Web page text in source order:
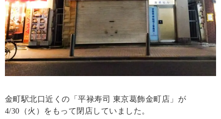
金町駅北口近くの「平禄寿司 東京葛飾金町店」が
4/30（火）をもって閉店していました。